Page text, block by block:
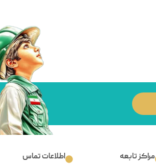
مراکز تابعه اطلاعات تماس